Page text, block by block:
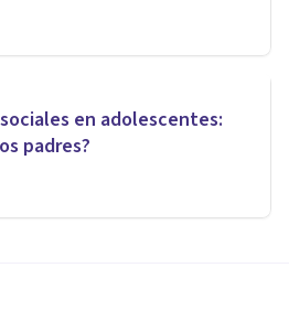
en adolescentes:
padres?